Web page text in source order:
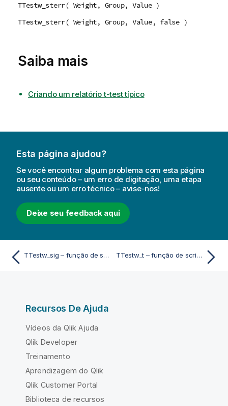
TTestw_sterr( Weight, Group, Value )
TTestw_sterr( Weight, Group, Value, false )
Saiba mais
Criando um relatório t-test típico
Esta página ajudou?
Se você encontrar algum problema com esta página
ou seu conteúdo – um erro de digitação, uma etapa
ausente ou um erro técnico – avise-nos!
Deixe seu feedback aqui
TTestw_sig – função de script e gráfico TTestw_t – função de script e gráfico
Recursos De Ajuda
Vídeos da Qlik Ajuda
Qlik Developer
Treinamento
Aprendizagem do Qlik
Qlik Customer Portal
Biblioteca de recursos